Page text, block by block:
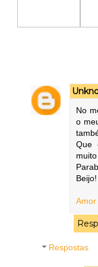
No
o
Que
Respostas